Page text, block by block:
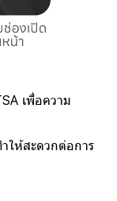
เพื่อความ
ให้สะดวกต่อการ